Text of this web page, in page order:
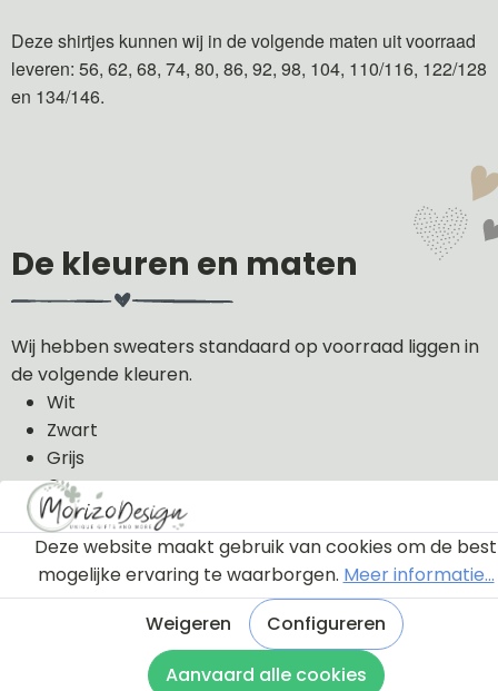
Deze shirtjes kunnen wij in de volgende maten uit voorraad
leveren: 56, 62, 68, 74, 80, 86, 92, 98, 104, 110/116, 122/128
en 134/146.
De kleuren en maten
Wij hebben sweaters standaard op voorraad liggen in
de volgende kleuren.
Wit
Zwart
Grijs
Groen
Licht roze
Donker blauw
De sweaters kunnen wij in de volgende maten uit
voorraad leveren: 56, 62, 68, 74, 80, 86, 92, 98 en 104.
De sweaters zijn van 100% katoen gemaakt.
Deze website maakt gebruik van cookies om de best
mogelijke ervaring te waarborgen. Meer informatie...
Weigeren
Configureren
Aanvaard alle cookies